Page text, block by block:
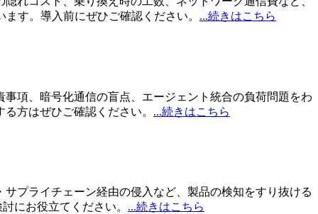
す。導入前にぜひご確認ください。 ...続きはこちら
項、暗号化通信の盲点、エージェント統合の負荷問題をわ
方はぜひご確認ください。 ...続きはこちら
プライチェーン経由の侵入など、製品の検知をすり抜ける
にお役立てください。 ...続きはこちら